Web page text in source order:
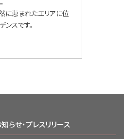
に恵まれたエリアに位
スです。
らせ・プレスリリース